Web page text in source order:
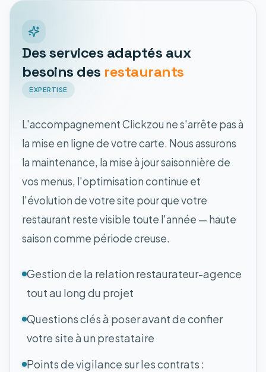
Des services adaptés aux
besoins des restaurants
EXPERTISE
L'accompagnement Clickzou ne s'arrête pas à
la mise en ligne de votre carte. Nous assurons
la maintenance, la mise à jour saisonnière de
vos menus, l'optimisation continue et
l'évolution de votre site pour que votre
restaurant reste visible toute l'année — haute
saison comme période creuse.
Gestion de la relation restaurateur-agence
tout au long du projet
Questions clés à poser avant de confier
votre site à un prestataire
Points de vigilance sur les contrats :